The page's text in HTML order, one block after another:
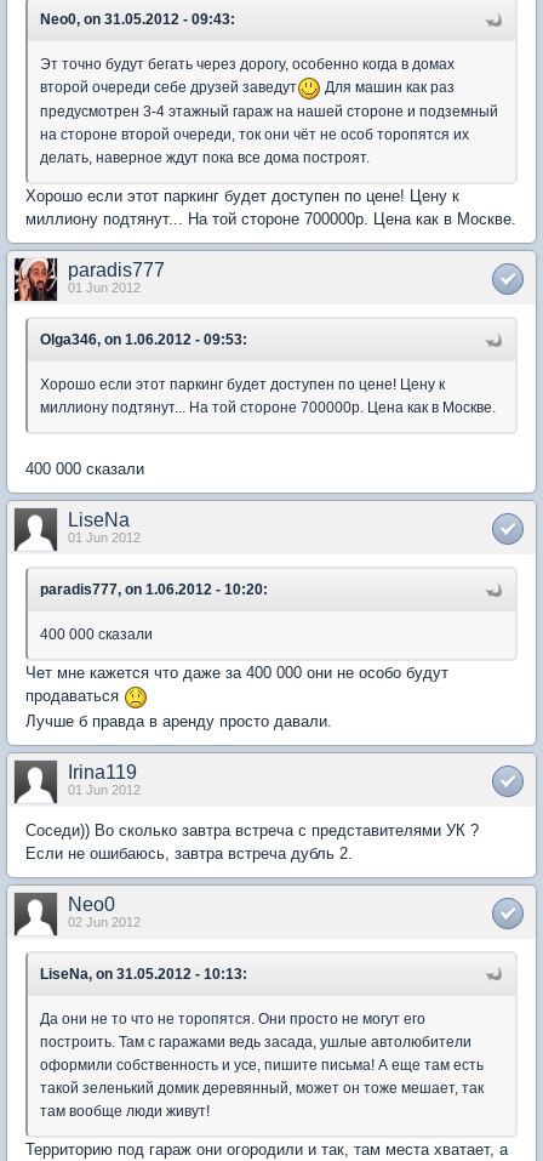
Neo0, on 31.05.2012 - 09:43:
Эт точно будут бегать через дорогу, особенно когда в домах
второй очереди себе друзей заведут
Для машин как раз
предусмотрен 3-4 этажный гараж на нашей стороне и подземный
на стороне второй очереди, ток они чёт не особ торопятся их
делать, наверное ждут пока все дома построят.
Хорошо если этот паркинг будет доступен по цене! Цену к
миллиону подтянут... На той стороне 700000р. Цена как в Москве.
paradis777
01 Jun 2012
Olga346, on 1.06.2012 - 09:53:
Хорошо если этот паркинг будет доступен по цене! Цену к
миллиону подтянут... На той стороне 700000р. Цена как в Москве.
400 000 сказали
LiseNa
01 Jun 2012
paradis777, on 1.06.2012 - 10:20:
400 000 сказали
Чет мне кажется что даже за 400 000 они не особо будут
продаваться
Лучше б правда в аренду просто давали.
Irina119
01 Jun 2012
Соседи)) Во сколько завтра встреча с представителями УК ?
Если не ошибаюсь, завтра встреча дубль 2.
Neo0
02 Jun 2012
LiseNa, on 31.05.2012 - 10:13:
Да они не то что не торопятся. Они просто не могут его
построить. Там с гаражами ведь засада, ушлые автолюбители
оформили собственность и усе, пишите письма! А еще там есть
такой зеленький домик деревянный, может он тоже мешает, так
там вообще люди живут!
Территорию под гараж они огородили и так, там места хватает, а